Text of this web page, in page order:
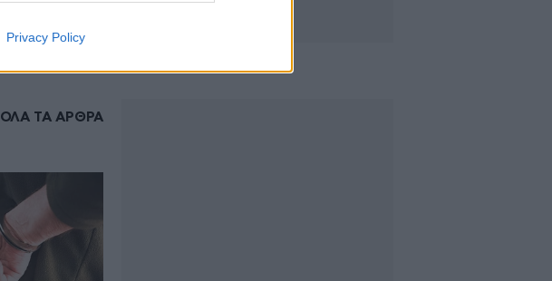
Privacy Policy
ΟΛΑ ΤΑ ΑΡΘΡΑ